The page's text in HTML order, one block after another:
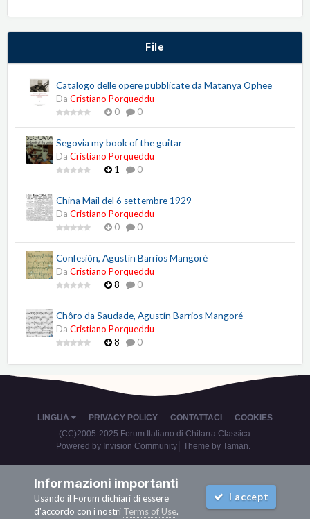
File
Catalogo delle opere pubblicate da Matanya Ophee
Da Cristiano Porqueddu
0
0
Segovia my book of the guitar
Da Cristiano Porqueddu
1
0
China Mail del 6 settembre 1929
Da Cristiano Porqueddu
0
0
Confesión, Agustín Barrios Mangoré
Da Cristiano Porqueddu
8
0
Chôro da Saudade, Agustín Barrios Mangoré
Da Cristiano Porqueddu
8
0
LINGUA PRIVACY POLICY CONTATTACI
COOKIES
(CC)2005-2025 Forum Italiano di Chitarra Classica
Powered by Invision Community
Theme by Taman.
Informazioni importanti
Usando il Forum dichiari di essere
d'accordo con i nostri Terms of Use.
I accept